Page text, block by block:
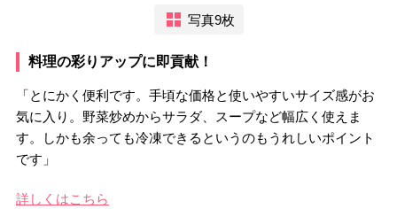
写真9枚
料理の彩りアップに即貢献！
「とにかく便利です。手頃な価格と使いやすいサイズ感がお
気に入り。野菜炒めからサラダ、スープなど幅広く使えま
す。しかも余っても冷凍できるというのもうれしいポイント
です」
詳しくはこちら